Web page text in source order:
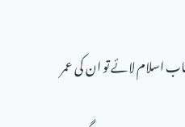
اسلام لائے تو ان کی عمر